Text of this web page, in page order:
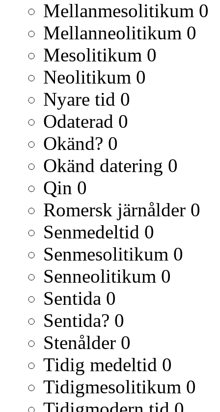
Mellanmesolitikum 0
Mellanneolitikum 0
Mesolitikum 0
Neolitikum 0
Nyare tid 0
Odaterad 0
Okänd? 0
Okänd datering 0
Qin 0
Romersk järnålder 0
Senmedeltid 0
Senmesolitikum 0
Senneolitikum 0
Sentida 0
Sentida? 0
Stenålder 0
Tidig medeltid 0
Tidigmesolitikum 0